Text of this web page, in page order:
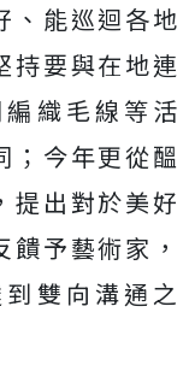
、能巡迴各地
持要與在地連
織毛線等活
；今年更從醞
提出對於美好
予藝術家，
雙向溝通之